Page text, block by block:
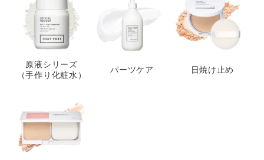
原液シリーズ
（手作り化粧水）
パーツケア 日焼け止め